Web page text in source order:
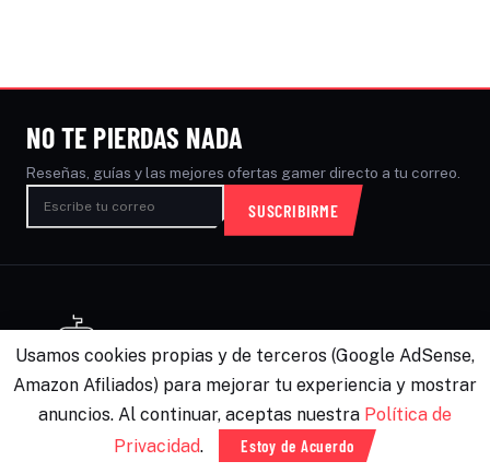
NO TE PIERDAS NADA
Reseñas, guías y las mejores ofertas gamer directo a tu correo.
SUSCRIBIRME
Noticias, análisis y guías de videojuegos para
México, Estados Unidos y Latinoamérica. Te
ayudamos a elegir mejor.
Usamos cookies propias y de terceros (Google AdSense,
Amazon Afiliados) para mejorar tu experiencia y mostrar
anuncios. Al continuar, aceptas nuestra Política de
Privacidad. Estoy de Acuerdo